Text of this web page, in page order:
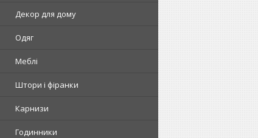
Декор для дому
Одяг
Меблі
Штори і фіранки
Карнизи
Годинники